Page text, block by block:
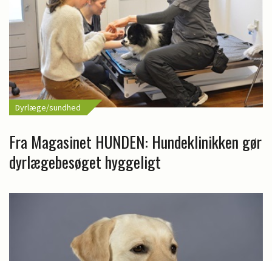
Dyrlæge/sundhed
Fra Magasinet HUNDEN: Hundeklinikken gør
dyrlægebesøget hyggeligt